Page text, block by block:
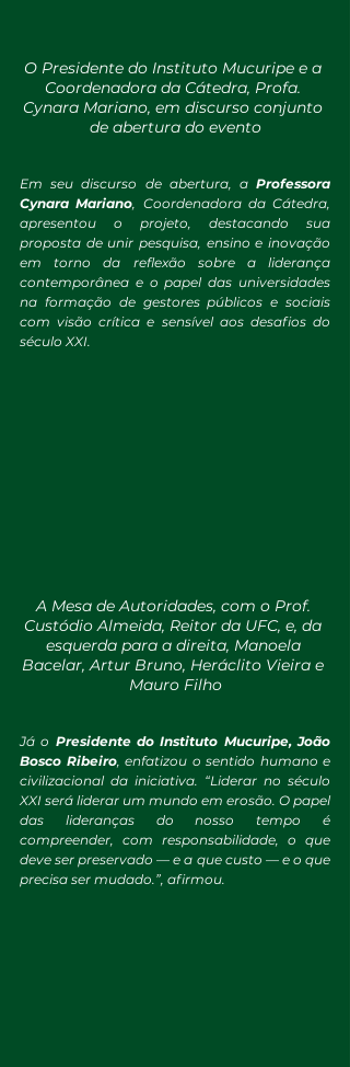
O Presidente do Instituto Mucuripe e a
Coordenadora da Cátedra, Profa.
Cynara Mariano, em discurso conjunto
de abertura do evento
Em seu discurso de abertura, a Professora
Cynara Mariano, Coordenadora da Cátedra,
apresentou o projeto, destacando sua
proposta de unir pesquisa, ensino e inovação
em torno da reflexão sobre a liderança
contemporânea e o papel das universidades
na formação de gestores públicos e sociais
com visão crítica e sensível aos desafios do
século XXI.
A Mesa de Autoridades, com o Prof.
Custódio Almeida, Reitor da UFC, e, da
esquerda para a direita, Manoela
Bacelar, Artur Bruno, Heráclito Vieira e
Mauro Filho
Já o Presidente do Instituto Mucuripe, João
Bosco Ribeiro, enfatizou o sentido humano e
civilizacional da iniciativa. “Liderar no século
XXI será liderar um mundo em erosão. O papel
das lideranças do nosso tempo é
compreender, com responsabilidade, o que
deve ser preservado — e a que custo — e o que
precisa ser mudado.”, afirmou.